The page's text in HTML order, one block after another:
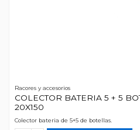
Racores y accesorios
COLECTOR BATERIA 5 + 5
20X150
Colector bateria de 5+5 de botellas.